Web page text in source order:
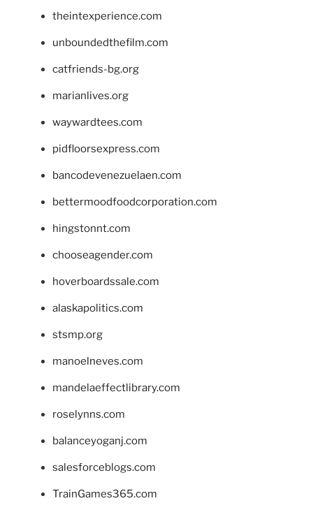
theintexperience.com
unboundedthefilm.com
catfriends-bg.org
marianlives.org
waywardtees.com
pidfloorsexpress.com
bancodevenezuelaen.com
bettermoodfoodcorporation.com
hingstonnt.com
chooseagender.com
hoverboardssale.com
alaskapolitics.com
stsmp.org
manoelneves.com
mandelaeffectlibrary.com
roselynns.com
balanceyoganj.com
salesforceblogs.com
TrainGames365.com